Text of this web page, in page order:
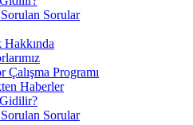
Sorulan Sorular
Çalışma Programı
Haberler
Sorulan Sorular